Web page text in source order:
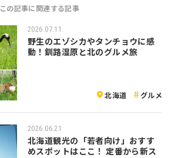
この記事に関連する記事
2026.07.11
野生のエゾシカやタンチョウに感
動！釧路湿原と北のグルメ旅
北海道 グルメ
2026.06.21
北海道観光の「若者向け」おすす
めスポットはここ！ 定番から新ス